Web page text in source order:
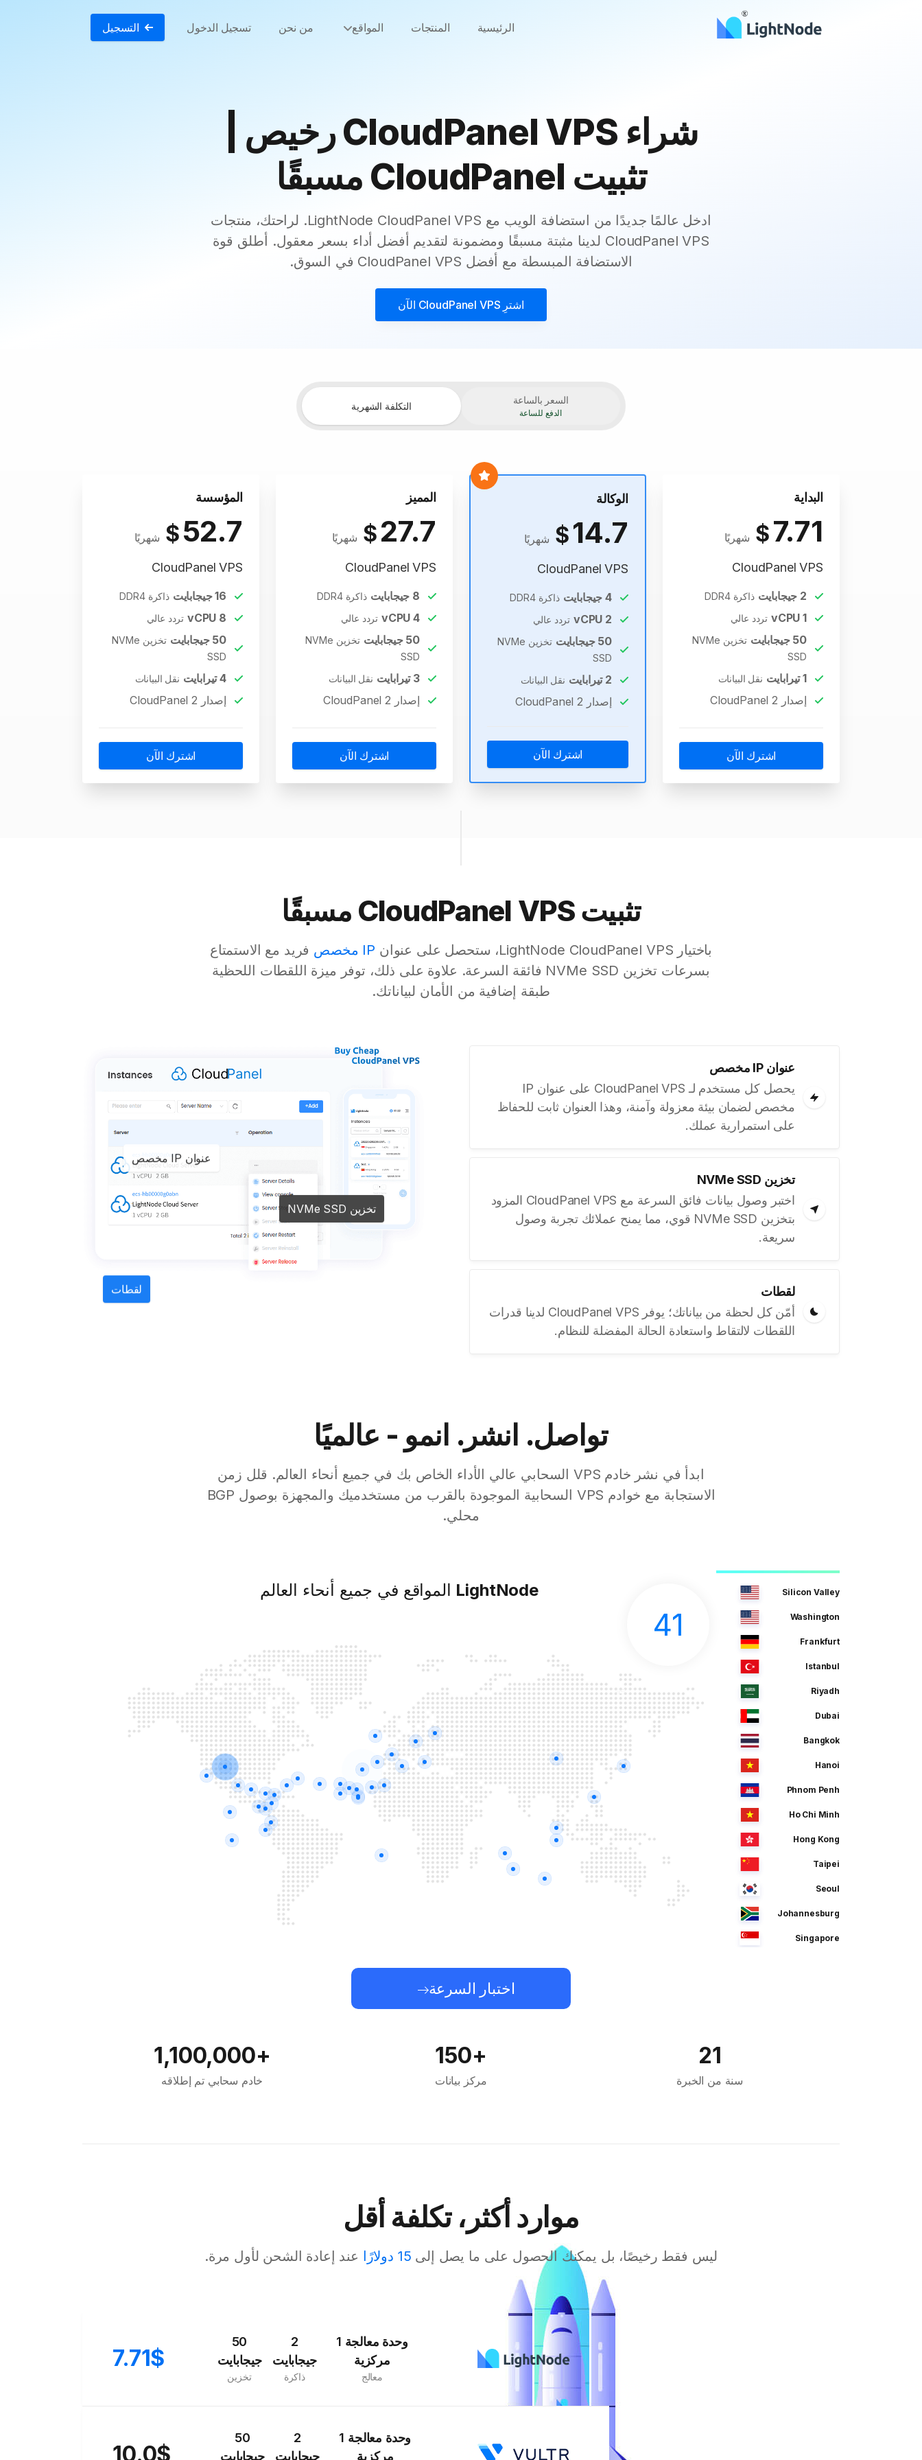
الرئيسية المنتجات المواقع من نحن تسجيل الدخول التسجيل
شراء CloudPanel VPS رخيص |
تثبيت CloudPanel مسبقًا
ادخل عالمًا جديدًا من استضافة الويب مع LightNode CloudPanel VPS. لراحتك، منتجات
CloudPanel VPS لدينا مثبتة مسبقًا ومضمونة لتقديم أفضل أداء بسعر معقول. أطلق قوة
الاستضافة المبسطة مع أفضل CloudPanel VPS في السوق.
اشترِ CloudPanel VPS الآن
السعر بالساعة
الدفع للساعة
التكلفة الشهرية
البداية
7.71
$ شهريًا
CloudPanel VPS
2 جيجابايت ذاكرة DDR4
1
vCPU تردد عالي
50 جيجابايت
تخزين NVMe
SSD
1تيرابايت نقل البيانات
إصدار CloudPanel 2
اشترك الآن
الوكالة
14.7
$ شهريًا
CloudPanel VPS
4جيجابايت ذاكرة DDR4
2 تردد عالي
50 جيجابايت
تخزين NVMe
SSD
2 تيرابايت نقل البيانات
إصدار CloudPanel 2
اشترك الآن
المميز
27.7
$ شهريًا
CloudPanel VPS
8 جيجابايت ذاكرة DDR4
4
vCPU تردد عالي
50 جيجابايت
تخزين NVMe
SSD
3 تيرابايت نقل البيانات
إصدار CloudPanel 2
اشترك الآن
المؤسسة
52.7
$ شهريًا
CloudPanel VPS
16جيجابايت ذاكرة DDR4
8 تردد عالي
50 جيجابايت
تخزين NVMe
SSD
4تيرابايت نقل البيانات
إصدار CloudPanel 2
اشترك الآن
تثبيت CloudPanel VPS مسبقًا
باختيار LightNode CloudPanel VPS، ستحصل على عنوان IP مخصص
فريد مع الاستمتاع
بسرعات تخزين NVMe SSD فائقة السرعة. علاوة على ذلك، توفر ميزة اللقطات اللحظية
طبقة إضافية من الأمان لبياناتك.
عنوان IP مخصص
يحصل كل مستخدم لـ CloudPanel VPS على عنوان IP
مخصص لضمان بيئة معزولة وآمنة، وهذا العنوان ثابت للحفاظ
على استمرارية عملك.
تخزين NVMe SSD
اختبر وصول بيانات فائق السرعة مع CloudPanel VPS المزود
بتخزين NVMe SSD قوي، مما يمنح عملائك تجربة وصول
سريعة.
لقطات
أمّن كل لحظة من بياناتك؛ يوفر CloudPanel VPS لدينا قدرات
اللقطات لالتقاط واستعادة الحالة المفضلة للنظام.
عنوان IP مخصص
تخزين NVMe SSD
لقطات
تواصل. انشر. انمو - عالميًا
ابدأ في نشر خادم VPS السحابي عالي الأداء الخاص بك في جميع أنحاء العالم. قلل زمن
الاستجابة مع خوادم VPS السحابية الموجودة بالقرب من مستخدميك والمجهزة بوصول BGP
محلي.
Silicon Valley
Washington
Frankfurt
Istanbul
Riyadh
Dubai
Bangkok
Hanoi
Phnom Penh
Ho Chi Minh
Hong Kong
Taipei
Seoul
Johannesburg
Singapore
LightNode المواقع في جميع أنحاء العالم
41
اختبار السرعة
21
سنة من الخبرة
+150
مركز بيانات
+1,100,000
خادم سحابي تم إطلاقه
موارد أكثر، تكلفة أقل
ليس فقط رخيصًا، بل يمكنك الحصول على ما يصل إلى 15 دولارًا عند إعادة الشحن لأول مرة.
7.71$
50
جيجابايت
تخزين
2
جيجابايت
ذاكرة
1 وحدة معالجة
مركزية
معالج
10.0$
50
جيجابايت
2
جيجابايت
1 وحدة معالجة
مركزية